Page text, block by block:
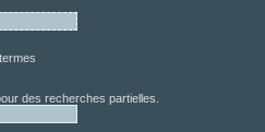
des recherches partielles.